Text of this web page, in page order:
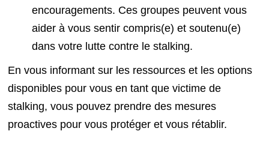
encouragements. Ces groupes peuvent vous
aider à vous sentir compris(e) et soutenu(e)
dans votre lutte contre le stalking.
En vous informant sur les ressources et les options
disponibles pour vous en tant que victime de
stalking, vous pouvez prendre des mesures
proactives pour vous protéger et vous rétablir.